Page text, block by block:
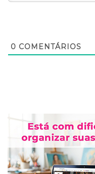
0 COMENTÁRIOS